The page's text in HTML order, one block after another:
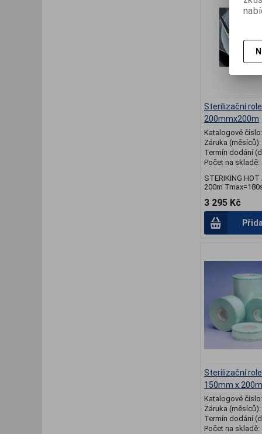
Sterilizační
200mmx200m
Katalogové číslo:
Záruka (měsíců):
Termín dodání
Počet na skladě:
STERIKING HOT
200m
3 295 Kč
Sterilizační
150mm x 200m
Katalogové číslo:
Záruka (měsíců):
Termín dodání
Počet na skladě: